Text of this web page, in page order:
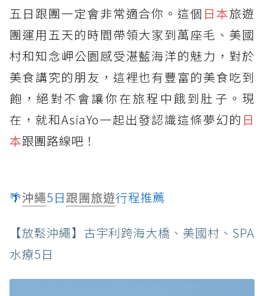
五日跟團一定會非常適合你。這個 日本旅遊
團運用五天的時間帶領大家到萬座毛、美國
村和知念岬公園感受湛藍海洋的魅力，對於
美食講究的朋友，這裡也有豐富的美食吃到
飽，絕對不會讓你在旅程中餓到肚子。現
在，就和AsiaYo一起出發認識這條夢幻的 日
本跟團路線吧！
🌴沖繩5日跟團旅遊行程推薦
【放鬆沖繩】古宇利跨海大橋、美國村、SPA
水療5日